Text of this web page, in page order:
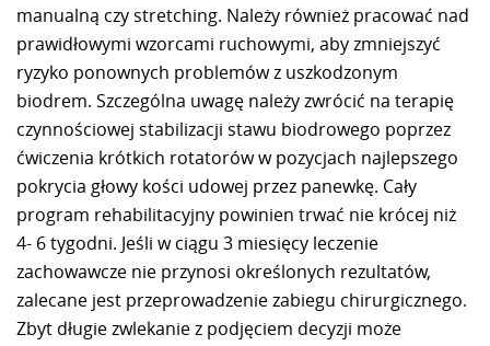
manualną czy stretching. Należy również pracować nad
prawidłowymi wzorcami ruchowymi, aby zmniejszyć
ryzyko ponownych problemów z uszkodzonym
biodrem. Szczególna uwagę należy zwrócić na terapię
czynnościowej stabilizacji stawu biodrowego poprzez
ćwiczenia krótkich rotatorów w pozycjach najlepszego
pokrycia głowy kości udowej przez panewkę. Cały
program rehabilitacyjny powinien trwać nie krócej niż
4- 6 tygodni. Jeśli w ciągu 3 miesięcy leczenie
zachowawcze nie przynosi określonych rezultatów,
zalecane jest przeprowadzenie zabiegu chirurgicznego.
Zbyt długie zwlekanie z podjęciem decyzji może